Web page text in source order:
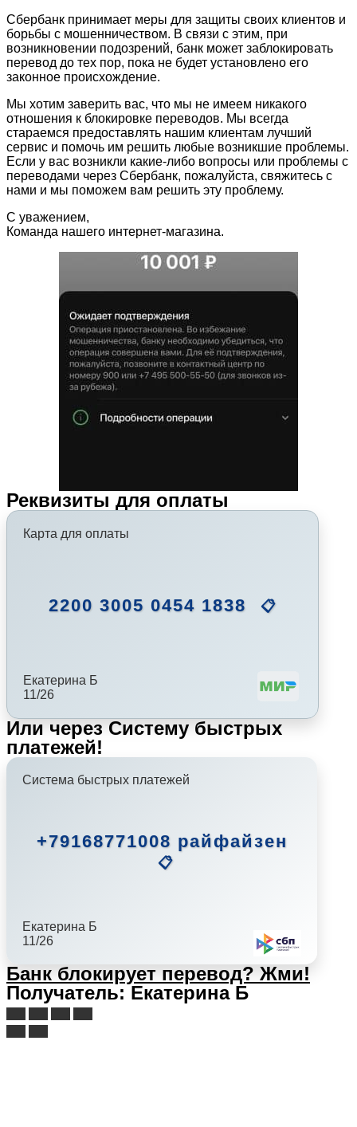
Сбербанк принимает меры для защиты своих клиентов и
борьбы с мошенничеством. В связи с этим, при
возникновении подозрений, банк может заблокировать
перевод до тех пор, пока не будет установлено его
законное происхождение.
Мы хотим заверить вас, что мы не имеем никакого
отношения к блокировке переводов. Мы всегда
стараемся предоставлять нашим клиентам лучший
сервис и помочь им решить любые возникшие проблемы.
Если у вас возникли какие-либо вопросы или проблемы с
переводами через Сбербанк, пожалуйста, свяжитесь с
нами и мы поможем вам решить эту проблему.
С уважением,
Команда нашего интернет-магазина.
Реквизиты для оплаты
Карта для оплаты
2200 3005 0454 1838 📋
Екатерина Б
11/26
Или через Систему быстрых
платежей!
Система быстрых платежей
+79168771008 райфайзен
📋
Екатерина Б
11/26
Банк блокирует перевод? Жми!
Получатель: Екатерина Б